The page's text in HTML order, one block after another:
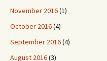
November 2016(1)
October 2016(4)
September 2016(4)
August 2016(3)